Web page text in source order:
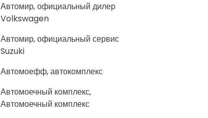
Автомир, официальный дилер
Volkswagen
Автомир, официальный сервис
Suzuki
Автомоефф, автокомплекс
Автомоечный комплекс,
Автомоечный комплекс